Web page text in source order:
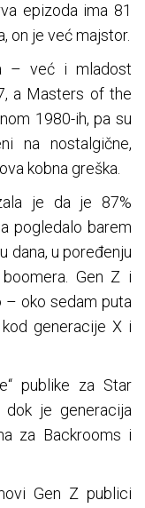
epizoda ima 81
on je već majstor.
– već i mladost
a Masters of the
1980-ih, pa su
na nostalgične,
kobna greška.
je da je 87%
pogledalo barem
dana, u poređenju
Gen Z i
– oko sedam puta
generacije X i
publike za Star
je generacija
za Backrooms i
Gen Z publici